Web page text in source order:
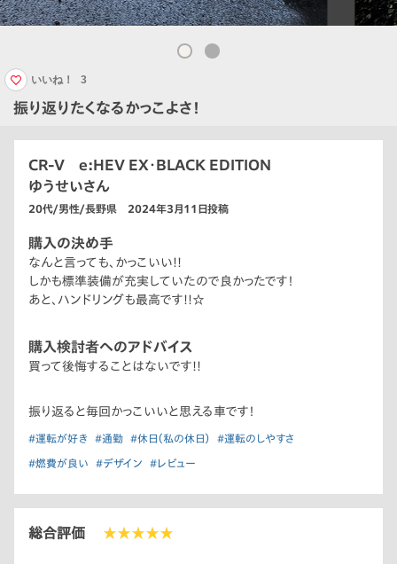
振り返りたくなるかっこよさ！
いいね！ 3
CR-V e:HEV EX・BLACK EDITION
ゆうせいさん
20代/男性/長野県 2024年3月11日投稿
購入の決め手
なんと言っても、かっこいい!!
しかも標準装備が充実していたので良かったです！
あと、ハンドリングも最高です!!☆
購入検討者へのアドバイス
買って後悔することはないです!!
振り返ると毎回かっこいいと思える車です！
#運転が好き #通勤 #休日（私の休日） #運転のしやすさ
#燃費が良い #デザイン #レビュー
総合評価 ★★★★★